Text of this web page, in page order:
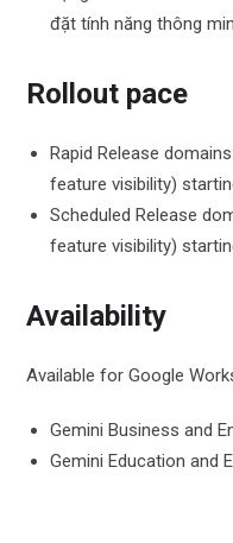
đặt tính năng thông
Rollout pace
Rapid Release
feature visibility)
Scheduled Release
feature visibility)
Availability
Available for Google
Gemini Business and
Gemini Education and